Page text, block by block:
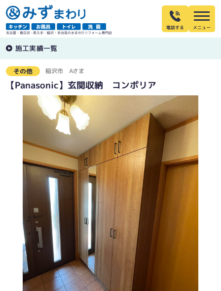
名古屋・春日井・長久手・稲沢・多治見の水まわりリフォーム専門店
電話する
施工実績一覧
その他 稲沢市 Aさま
【Panasonic】玄関収納 コンポリア